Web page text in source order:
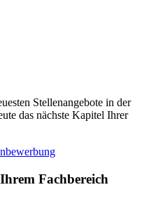
Stellenangebote in der
das nächste Kapitel Ihrer
Fachbereich